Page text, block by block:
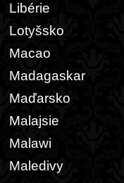
Libérie
Lotyšsko
Macao
Madagaskar
Maďarsko
Malajsie
Malawi
Maledivy